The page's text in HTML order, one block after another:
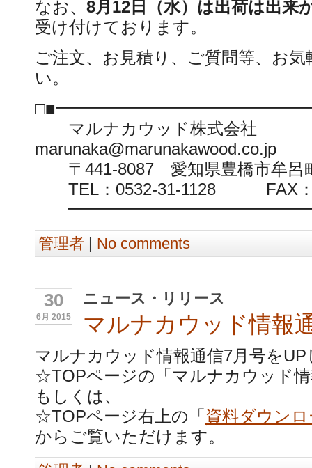
なお、 8月12日（水）は出荷は出来
受け付けております。
ご注文、お見積り、ご質問等、お
い。
マルナカウッド株式会社
marunaka@marunakawood.co.jp
〒441-8087 愛知県豊橋市牟呂
TEL：0532-31-1128 FAX：
管理者 | No comments
30
6月 2015
ニュース・リリース
マルナカウッド情報
マルナカウッド情報通信7月号を
☆TOPページの「マルナカウッド
もしくは、
☆TOPページ右上の「 資料ダウン
からご覧いただけます。